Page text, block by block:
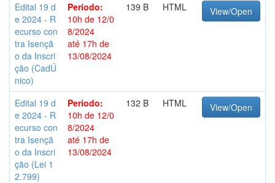
Edital 19 d
e 2024 - R
ecurso con
tra Isençã
o da Inscri
ção (CadÚ
nico)
Período:
10h de 12/0
8/2024
até 17h de
13/08/2024
139 B HTML View/Open
Edital 19 d
e 2024 - R
ecurso con
tra Isençã
o da Inscri
ção (Lei 1
2.799)
Período:
10h de 12/0
8/2024
até 17h de
13/08/2024
132 B HTML View/Open